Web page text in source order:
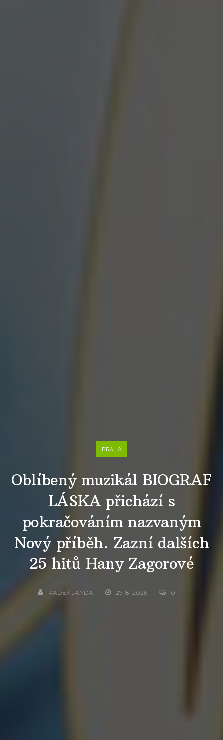
PRAHA
Oblíbený muzikál BIOGRAF
LÁSKA přichází s
pokračováním nazvaným
Nový příběh. Zazní dalších
25 hitů Hany Zagorové
RADEK JANDA 27. 8. 2025 0